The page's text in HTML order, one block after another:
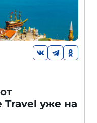
Travel уже на